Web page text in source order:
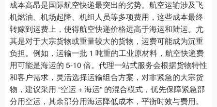
成本高昂是国际航空快递最突出的劣势。航空运输涉及飞
机燃油、机场起降、机组人员等多项费用，这些成本最终
转嫁到运费上，使得航空快递价格远高于海运和陆运。尤
其是对于大宗货物或重量较大的货物，运费可能成为沉重
负担。例如，运输一批 1 吨重的工业原材料，航空快递费
用可能是海运的 5-10 倍。代理一站式服务会根据货物特性
和客户需求，灵活选择运输组合方案，对非紧急的大宗货
物，建议采用 “空运 + 海运” 的混合模式，优先保障紧急部
分用空运，其余部分用海运降低成本，平衡时效与费用。